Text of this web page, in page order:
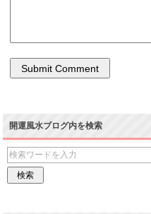
開運風水ブログ内を検索